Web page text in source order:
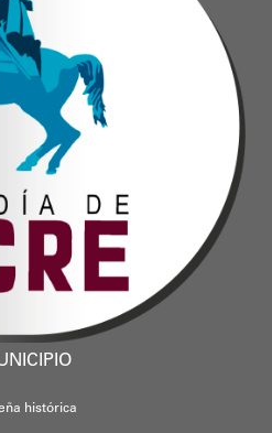
histórica